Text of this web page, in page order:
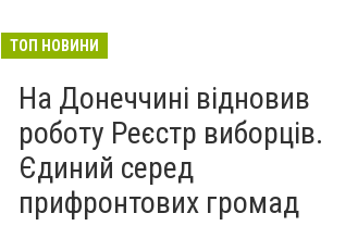
Від тих, хто зберігає історію
залишили послання
окупантам, - ФОТО
09:43
Вчора
ТОП НОВИНИ
На Донеччині відновив
роботу Реєстр виборців.
Єдиний серед
прифронтових громад